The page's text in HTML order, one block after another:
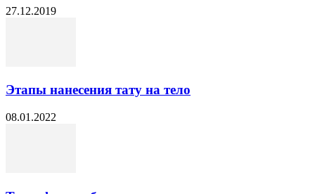
27.12.2019
Этапы нанесения тату на тело
08.01.2022